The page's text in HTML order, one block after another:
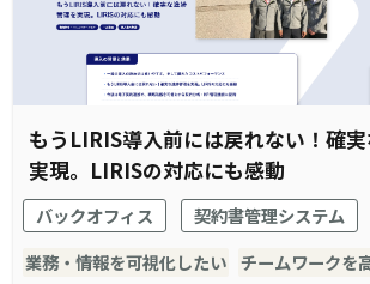
もうLIRIS導入前には戻れない！確
実現。LIRISの対応にも感動
バックオフィス
契約書管理システム
業務・情報を可視化したい チームワークを